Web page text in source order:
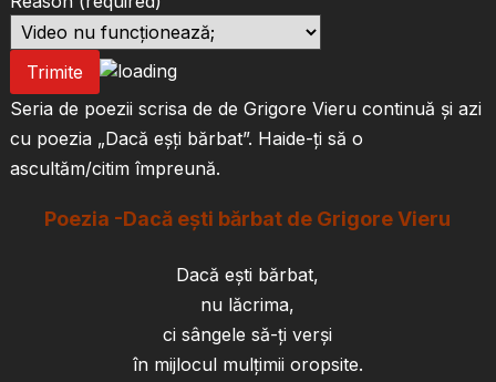
Trimite
Seria de poezii scrisa de de Grigore Vieru continuă și azi
cu poezia „Dacă eşți bărbat”. Haide-ți să o
ascultăm/citim împreună.
Poezia -Dacă eşti bărbat de Grigore Vieru
Dacă eşti bărbat,
nu lăcrima,
ci sângele să-ţi verşi
în mijlocul mulţimii oropsite.